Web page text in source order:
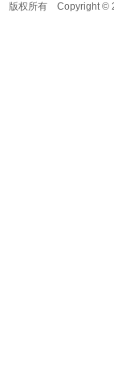
版权所有 Copyright ©